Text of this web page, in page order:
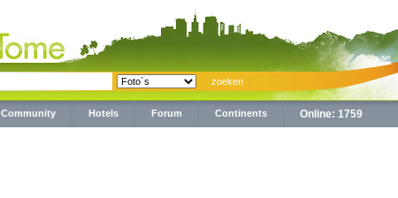
Community Hotels Forum Continents Online: 1759